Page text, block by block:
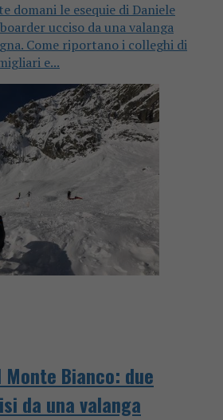
domani le esequie di Daniele
ucciso da una valanga
Come riportano i colleghi di
e...
Bianco: due
da una valanga